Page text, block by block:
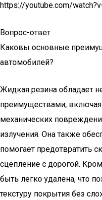
https://youtube.com/
Вопрос-ответ
Каковы основные
автомобилей?
Жидкая резина обладает
преимуществами, включая
механических
излучения. Она также
помогает предотвратить
сцепление с дорогой.
быть легко удалена, что
текстуру покрытия без